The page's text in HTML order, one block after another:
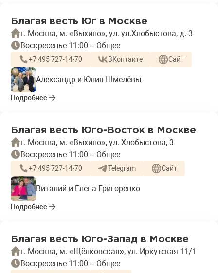
Благая весть Юг в Москве
г. Москва, м. «Выхино», ул. ул.Хлобыстова, д. 3
Воскресенье 11:00 – Общее
+7 495 727-14-70 ВКонтакте Сайт
Александр и Юлия Шмелёвы
Подробнее
Благая весть Юго-Восток в Москве
г. Москва, м. «Выхино», ул. Хлобыстова, 3
Воскресенье 11:00 – Общее
+7 495 727-14-70 Telegram Сайт
Виталий и Елена Григоренко
Подробнее
Благая весть Юго-Запад в Москве
г. Москва, м. «Щёлковская», ул. Иркутская 11/1
Воскресенье 11:00 – Общее